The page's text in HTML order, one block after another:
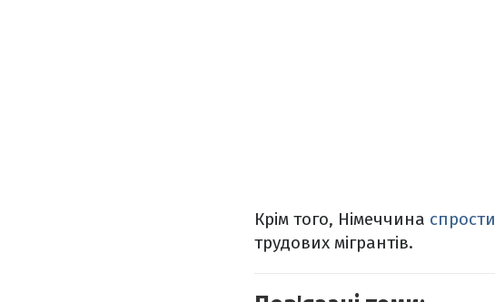
Крім того, Німеччина
трудових мігрантів.